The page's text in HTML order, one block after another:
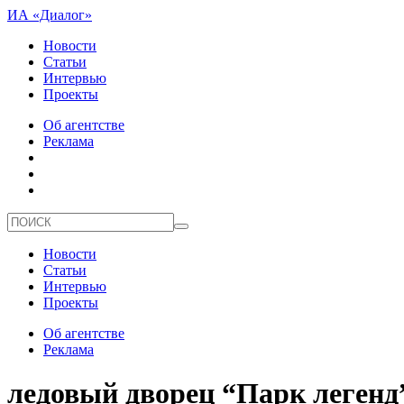
ИА «Диалог»
Новости
Статьи
Интервью
Проекты
Об агентстве
Реклама
Новости
Статьи
Интервью
Проекты
Об агентстве
Реклама
ледовый дворец “Парк